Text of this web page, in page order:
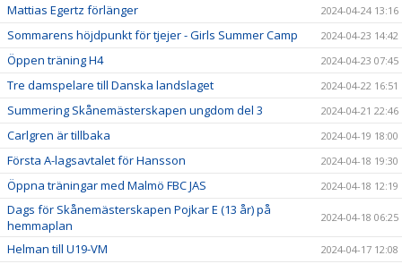
Mattias Egertz förlänger 2024-04-24 13:16
Sommarens höjdpunkt för tjejer - Girls Summer Camp 2024-04-23 14:42
Öppen träning H4 2024-04-23 07:45
Tre damspelare till Danska landslaget 2024-04-22 16:51
Summering Skånemästerskapen ungdom del 3 2024-04-21 22:46
Carlgren är tillbaka 2024-04-19 18:00
Första A-lagsavtalet för Hansson 2024-04-18 19:30
Öppna träningar med Malmö FBC JAS 2024-04-18 12:19
Dags för Skånemästerskapen Pojkar E (13 år) på
hemmaplan
2024-04-18 06:25
Helman till U19-VM 2024-04-17 12:08